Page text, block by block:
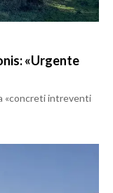
«Urgente
«concreti intreventi